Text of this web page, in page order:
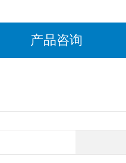
产品咨询